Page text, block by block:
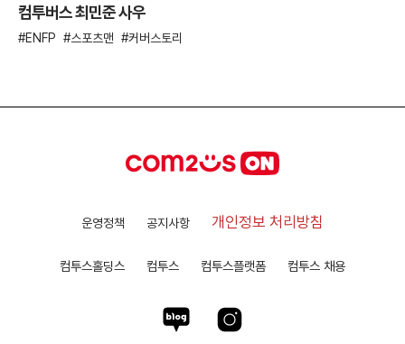
컴투버스 최민준 사우
ENFP 스포츠맨 커버스토리
운영정책 공지사항 개인정보 처리방침
컴투스홀딩스 컴투스 컴투스플랫폼 컴투스 채용